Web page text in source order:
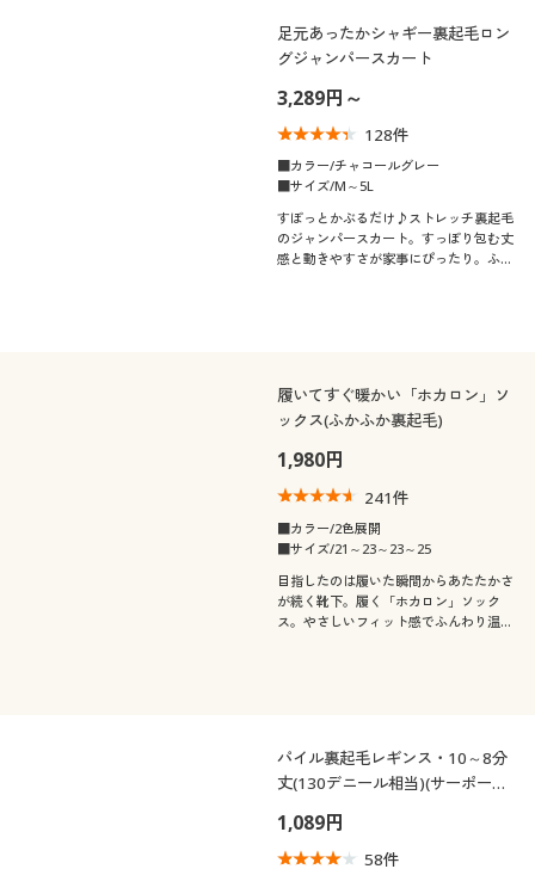
足元あったかシャギー裏起毛ロン
グジャンパースカート
3,289円～
128件
■カラー/チャコールグレー
■サイズ/M～5L
すぽっとかぶるだけ♪ストレッチ裏起毛
のジャンパースカート。すっぽり包む丈
感と動きやすさが家事にぴったり。ふっ
履いてすぐ暖かい「ホカロン」ソ
ックス(ふかふか裏起毛)
1,980円
241件
■カラー/2色展開
■サイズ/21～23～23～25
目指したのは履いた瞬間からあたたかさ
が続く靴下。履く「ホカロン」ソック
ス。やさしいフィット感でふんわり温め
パイル裏起毛レギンス・10～8分
丈(130デニール相当)(サーポート
1,089円
58件